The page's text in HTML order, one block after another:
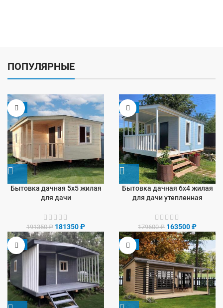
ПОПУЛЯРНЫЕ
-5%
Бытовка дачная 5х5 жилая
для дачи
191350₽ 181350₽
-9%
Бытовка дачная 6х4 жилая
для дачи утепленная
179600₽ 163500₽
-8% -9%